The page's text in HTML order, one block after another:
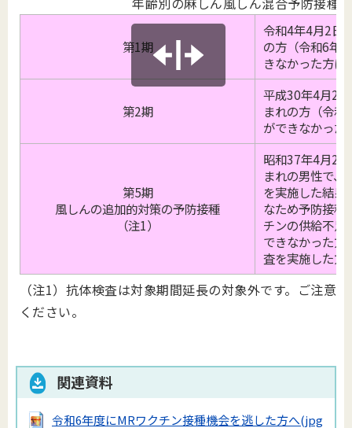
第1期
令和4年4月2日
の方（令和6年
きなかった方に
第2期
平成30年4月2
まれの方（令
ができなかった
第5期
風しんの追加的対策の予防接種
（注1）
昭和37年4月2
まれの男性で、
を実施した結果
なため予防接種
チンの供給不足
できなかった方
査を実施した方
（注1）抗体検査は対象期間延長の対象外です。ご注意
ください。
関連資料
令和6年度にMRワクチン接種機会を逃した方へ(jpg